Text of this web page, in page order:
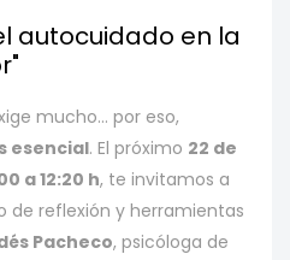
autocuidado en la
mucho… por eso,
esencial. El próximo 22 de
a 12:20 h, te invitamos a
de reflexión y herramientas
Pacheco, psicóloga de